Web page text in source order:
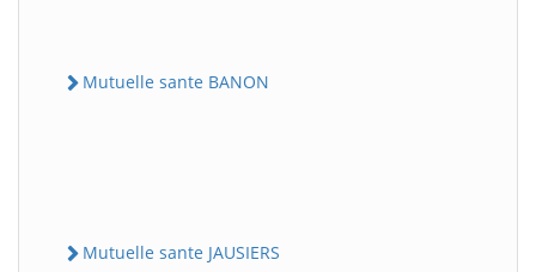
Mutuelle sante BANON
Mutuelle sante JAUSIERS